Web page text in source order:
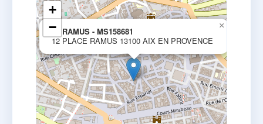
12 RAMUS - MS158681
12 PLACE RAMUS 13100 AIX EN PROVENCE
×
+
−